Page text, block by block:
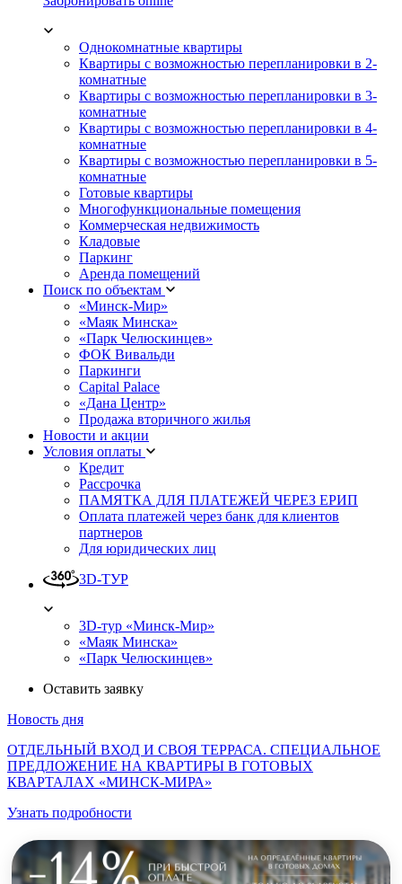
Однокомнатные квартиры
Квартиры с возможностью перепланировки в 2-
комнатные
Квартиры с возможностью перепланировки в 3-
комнатные
Квартиры с возможностью перепланировки в 4-
комнатные
Квартиры с возможностью перепланировки в 5-
комнатные
Готовые квартиры
Многофункциональные помещения
Коммерческая недвижимость
Кладовые
Паркинг
Аренда помещений
Поиск по объектам
«Минск-Мир»
«Маяк Минска»
«Парк Челюскинцев»
ФОК Вивальди
Паркинги
Capital Palace
«Дана Центр»
Продажа вторичного жилья
Новости и акции
Условия оплаты
Кредит
Рассрочка
ПАМЯТКА ДЛЯ ПЛАТЕЖЕЙ ЧЕРЕЗ ЕРИП
Оплата платежей через банк для клиентов
партнеров
Для юридических лиц
3D-ТУР
3D-тур «Минск-Мир»
«Маяк Минска»
«Парк Челюскинцев»
Оставить заявку
Новость дня
ОТДЕЛЬНЫЙ ВХОД И СВОЯ ТЕРРАСА. СПЕЦИАЛЬНОЕ
ПРЕДЛОЖЕНИЕ НА КВАРТИРЫ В ГОТОВЫХ
КВАРТАЛАХ «МИНСК-МИРА»
Узнать подробности